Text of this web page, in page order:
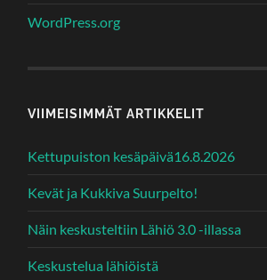
WordPress.org
VIIMEISIMMÄT ARTIKKELIT
Kettupuiston kesäpäivä16.8.2026
Kevät ja Kukkiva Suurpelto!
Näin keskusteltiin Lähiö 3.0 -illassa
Keskustelua lähiöistä